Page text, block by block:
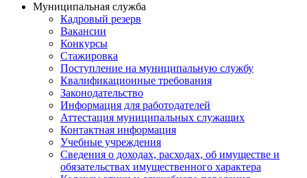
Муниципальная служба
Кадровый резерв
Вакансии
Конкурсы
Стажировка
Поступление на муниципальную службу
Квалификационные требования
Законодательство
Информация для работодателей
Аттестация муниципальных служащих
Контактная информация
Учебные учреждения
Сведения о доходах, расходах, об имуществе и
обязательствах имущественного характера